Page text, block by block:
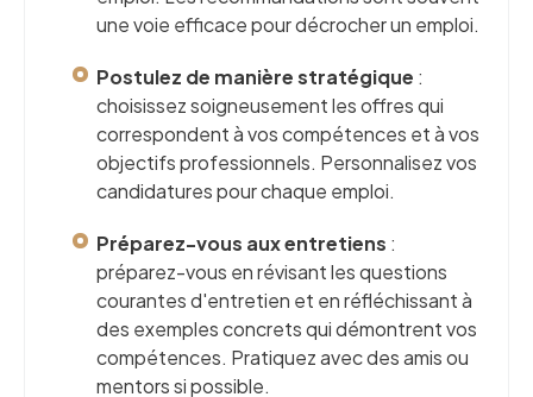
une voie efficace pour décrocher un emploi.
Postulez de manière stratégique :
choisissez soigneusement les offres qui
correspondent à vos compétences et à vos
objectifs professionnels. Personnalisez vos
candidatures pour chaque emploi.
Préparez-vous aux entretiens :
préparez-vous en révisant les questions
courantes d'entretien et en réfléchissant à
des exemples concrets qui démontrent vos
compétences. Pratiquez avec des amis ou
mentors si possible.